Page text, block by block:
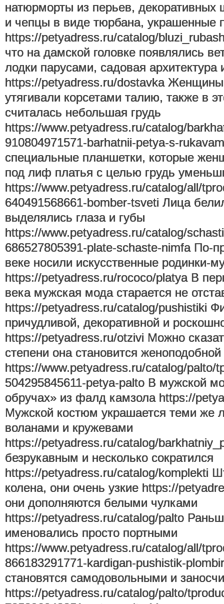
натюрморты из перьев, декоративных
и чепцы в виде тюрбана, украшенные
https://petyadress.ru/catalog/
что на дамской головке появлялись
лодки парусами, садовая архитектура
https://petyadress.ru/dostavka
утягивали корсетами талию, также в
считалась небольшая грудь
https://www.petyadress.ru/catalog/
910804971571-barhatnii-petya-s-
специальные планшетки, которые
под лиф платья с целью грудь
https://www.petyadress.ru/catalog/all/
640491568661-bomber-tsveti Лица
выделялись глаза и губы
https://www.petyadress.ru/catalog/
686527805391-plate-schaste-nimfa По-
веке носили искусственные родинки-
https://petyadress.ru/rococo/platya В
века мужская мода старается не
https://petyadress.ru/catalog/pushistiki
причудливой, декоративной и
https://petyadress.ru/otzivi Можно
степени она становится женоподобной
https://www.petyadress.ru/catalog/palto/
504295845611-petya-palto В мужской
обручах» из фалд камзола https://
Мужской костюм украшается теми же
воланами и кружевами
https://petyadress.ru/catalog/
безрукавным и несколько сократился
https://petyadress.ru/catalog/komplekti
колена, они очень узкие https://
они дополняются белыми чулками
https://petyadress.ru/catalog/palto
именовались просто портными
https://www.petyadress.ru/catalog/all/
866183291771-kardigan-pushistik-
становятся самодовольными и
https://petyadress.ru/catalog/palto/